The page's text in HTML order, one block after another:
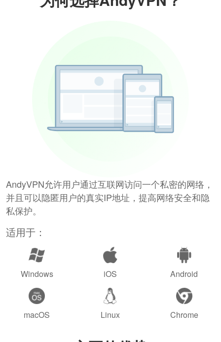
AndyVPN允许用户通过互联网访问一个私密的网络，
并且可以隐匿用户的真实IP地址，提高网络安全和隐
私保护。
适用于：
Windows iOS Android
macOS Linux Chrome